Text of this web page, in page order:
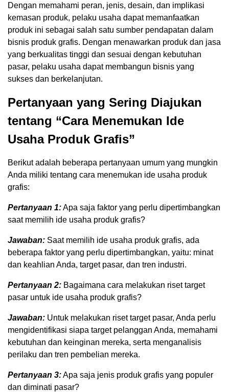
Dengan memahami peran, jenis, desain, dan implikasi
kemasan produk, pelaku usaha dapat memanfaatkan
produk ini sebagai salah satu sumber pendapatan dalam
bisnis produk grafis. Dengan menawarkan produk dan jasa
yang berkualitas tinggi dan sesuai dengan kebutuhan
pasar, pelaku usaha dapat membangun bisnis yang
sukses dan berkelanjutan.
Pertanyaan yang Sering Diajukan
tentang “Cara Menemukan Ide
Usaha Produk Grafis”
Berikut adalah beberapa pertanyaan umum yang mungkin
Anda miliki tentang cara menemukan ide usaha produk
grafis:
Pertanyaan 1:Apa saja faktor yang perlu dipertimbangkan
saat memilih ide usaha produk grafis?
Jawaban: Saat memilih ide usaha produk grafis, ada
beberapa faktor yang perlu dipertimbangkan, yaitu: minat
dan keahlian Anda, target pasar, dan tren industri.
Pertanyaan 2: Bagaimana cara melakukan riset target
pasar untuk ide usaha produk grafis?
Jawaban: Untuk melakukan riset target pasar, Anda perlu
mengidentifikasi siapa target pelanggan Anda, memahami
kebutuhan dan keinginan mereka, serta menganalisis
perilaku dan tren pembelian mereka.
Pertanyaan 3:Apa saja jenis produk grafis yang populer
dan diminati pasar?